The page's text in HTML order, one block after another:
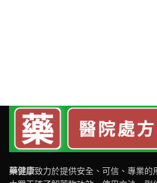
藥健康致力於提供安全、可信、專業的